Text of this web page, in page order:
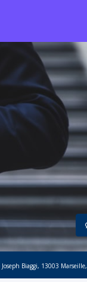
Joseph Biaggi, 13003